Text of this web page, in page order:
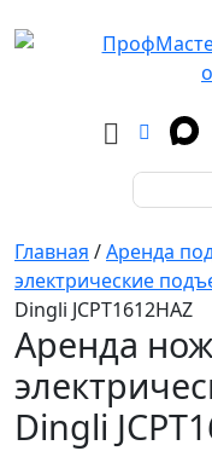
Search
for:
Главная /Аренда
электрические
Dingli JCPT1612HAZ
Аренда
Dingli